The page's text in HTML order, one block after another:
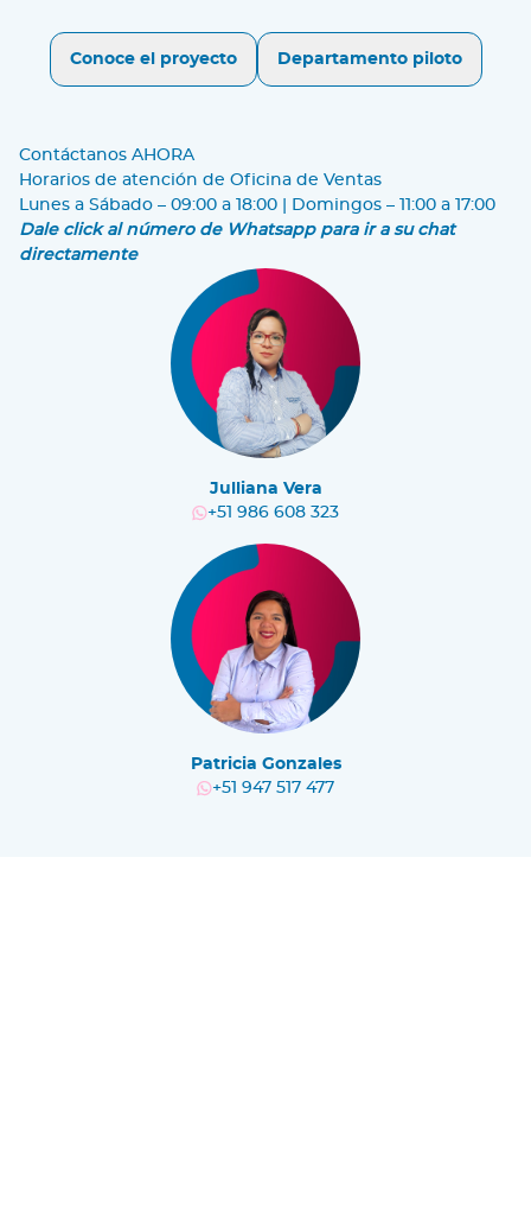
Conoce el proyecto Departamento piloto
Contáctanos AHORA
Horarios de atención de Oficina de Ventas
Lunes a Sábado – 09:00 a 18:00 | Domingos – 11:00 a 17:00
Dale click al número de Whatsapp para ir a su chat
directamente
Julliana Vera
+51 986 608 323
Patricia Gonzales
+51 947 517 477